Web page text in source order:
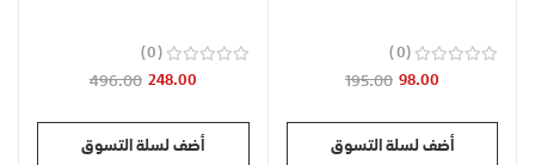
0
98.00
195.00
أضف لسلة التسوق
0
248.00
496.00
أضف لسلة التسوق